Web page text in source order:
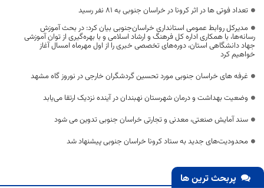
تعداد فوتی ها در اثر کرونا در خراسان جنوبی به 81 نفر رسید
مدیرکل روابط عمومی استانداری خراسان‌جنوبی بیان کرد: در بحث آموزش
رسانه‌ها، با همکاری اداره کل فرهنگ و ارشاد اسلامی و با بهره‌گیری از توان آموزشی
جهاد دانشگاهی استان، دوره‌های تخصصی خبری را از اول مهرماه امسال آغاز
خواهیم کرد
غرفه های خراسان جنوبی مورد تحسین گردشگران خارجی در نوروز گاه مشهد
وضعیت بهداشت و درمان شهرستان نهبندان در آینده نزدیک ارتقا می‌یابد
سند آمایش صنعتی، معدنی و تجارتی خراسان جنوبی تدوین می شود
محدودیت‌های جدید به ستاد کرونا خراسان جنوبی پیشنهاد شد
پربحث ترین ها